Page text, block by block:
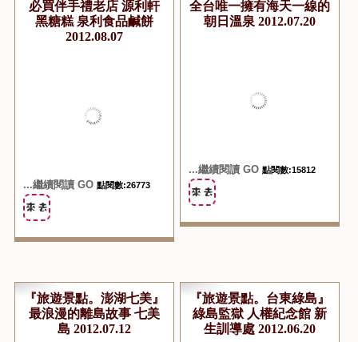
必買伴手禮老店 源利軒
黑糖糕 泉利食品鹹餅
2012.08.07
...繼續閱讀 GO 點閱數:26773
全台唯一擁有海天一線的
朝日溫泉 2012.07.20
...繼續閱讀 GO 點閱數:15812
『旅遊景點。澎湖七美』
最浪漫的離島故事 七美
島 2012.07.12
『旅遊景點。台東綠島』
綠島監獄 人權紀念館 新
生訓導處 2012.06.20